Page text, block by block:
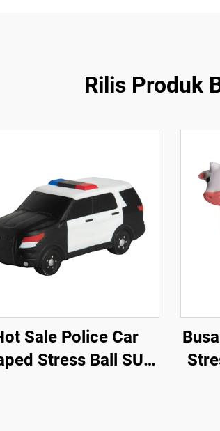
Rilis Produk
Sale Police Car
Stress Ball SUV